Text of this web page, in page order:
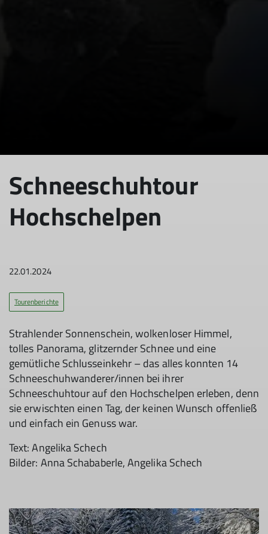
Schneeschuhtour
Hochschelpen
22.01.2024
Tourenberichte
Strahlender Sonnenschein, wolkenloser Himmel,
tolles Panorama, glitzernder Schnee und eine
gemütliche Schlusseinkehr – das alles konnten 14
Schneeschuhwanderer/innen bei ihrer
Schneeschuhtour auf den Hochschelpen erleben, denn
sie erwischten einen Tag, der keinen Wunsch offenließ
und einfach ein Genuss war.
Text: Angelika Schech
Bilder: Anna Schababerle, Angelika Schech